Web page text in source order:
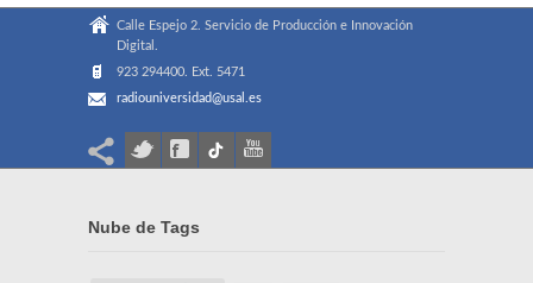
Calle Espejo 2. Servicio de Producción e Innovación
Digital.
923 294400. Ext. 5471
radiouniversidad@usal.es
Nube de Tags